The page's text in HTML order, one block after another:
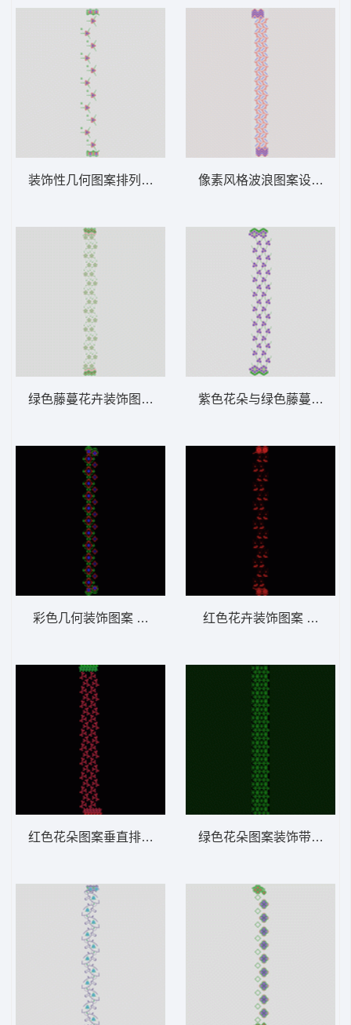
装饰性几何图案排列 窗帘
绿色藤蔓花卉装饰图案 窗帘
彩色几何装饰图案 窗帘
红色花朵图案垂直排列 窗帘
像素风格波浪图案设计 窗帘
紫色花朵与绿色藤蔓图案
红色花卉装饰图案 窗帘
绿色花朵图案装饰带 窗帘